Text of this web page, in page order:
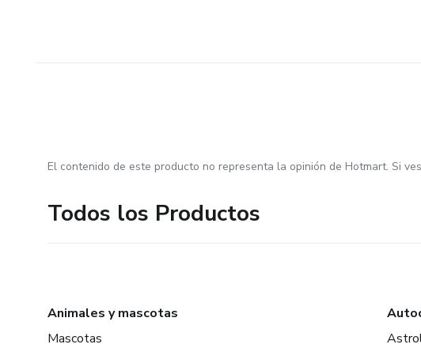
El contenido de este producto no representa la opinión de Hotmart. Si
Todos los Productos
Animales y mascotas
Mascotas